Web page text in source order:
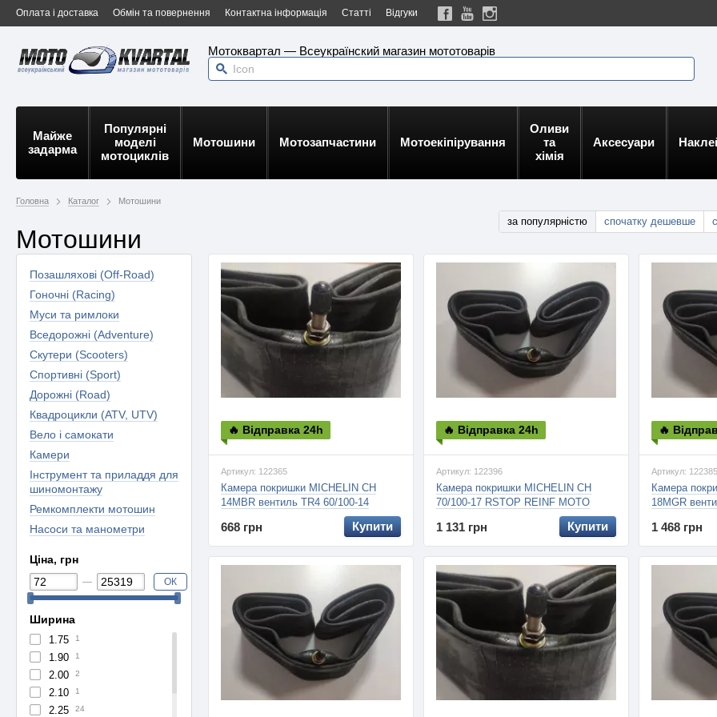
Оплата і доставка Обмін та повернення Контактна інформація Статті Відгуки
Мотоквартал — Всеукраїнский магазин мототоварів
Майже
задарма
Популярні
моделі
мотоциклів
Мотошини Мотозапчастини Мотоекіпірування
Оливи
та
хімія
Аксесуари
Головна Каталог Мотошини
Мотошини
за популярністю спочатку дешевше
🔥 Відправка 24h
Артикул: 122365
Камера покришки MICHELIN CH
14MBR вентиль TR4 60/100-14
668 грн Купити
🔥 Відправка 24h
Артикул: 122396
Камера покришки MICHELIN CH
70/100-17 RSTOP REINF MOTO
1 131 грн Купити
🔥
Артикул: 122385
Камера
18MGR
130/90-18,
1 468 грн
Позашляхові (Off-Road)
Гоночні (Racing)
Муси та римлоки
Вседорожні (Adventure)
Скутери (Scooters)
Спортивні (Sport)
Дорожні (Road)
Квадроцикли (ATV, UTV)
Вело і самокати
Камери
Інструмент та приладдя для
шиномонтажу
Ремкомплекти мотошин
Насоси та манометри
Ціна, грн
ОК
Ширина
1.75 1
1.90 1
2.00 2
2.10 1
2.25 24